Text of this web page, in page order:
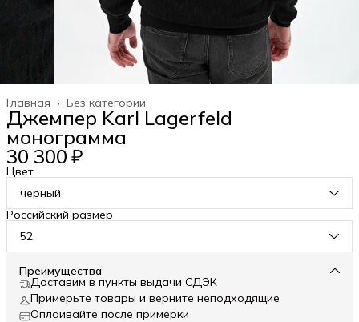
Без категории
Главная ›
Джемпер Karl Lagerfeld
монограмма
30 300 ₽
Цвет
черный
Российский размер
52
Преимущества
Доставим в пункты выдачи СДЭК
Примерьте товары и верните неподходящие
Оплаивайте после примерки